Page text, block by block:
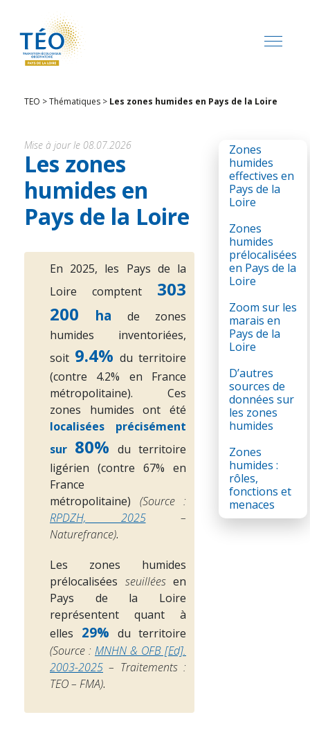
TEO >Thématiques > Les zones humides en Pays de la Loire
Mise à jour le 08.07.2026
Les zones
humides en
Pays de la Loire
En 2025, les Pays de la
Loire comptent 303
200
ha de zones
humides inventoriées,
soit 9.4% du territoire
(contre 4.2% en France
métropolitaine). Ces
zones humides ont été
localisées précisément
sur 80% du territoire
ligérien (contre 67% en
France
métropolitaine)
(Source :
RPDZH, 2025–
Naturefrance).
Les zones humides
prélocalisées seuilléesen
Pays de la Loire
représentent quant à
elles
29% du territoire
(Source : MNHN & OFB [Ed].
2003-2025 – Traitements :
TEO – FMA).
Zones
humides
effectives en
Pays de la
Loire
Zones
humides
prélocalisées
en Pays de la
Loire
Zoom sur les
marais en
Pays de la
Loire
D’autres
sources de
données sur
les zones
humides
Zones
humides :
rôles,
fonctions et
menaces